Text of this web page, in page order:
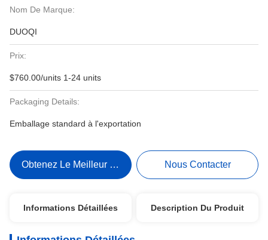
Nom De Marque:
DUOQI
Prix:
$760.00/units 1-24 units
Packaging Details:
Emballage standard à l'exportation
Obtenez Le Meilleur Prix Nous Contacter
Informations Détaillées Description Du Produit